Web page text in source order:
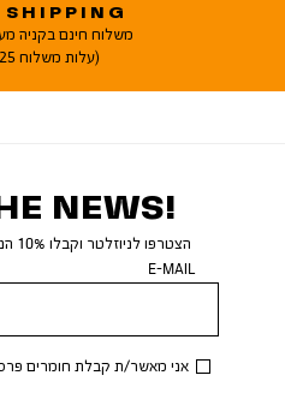
SHIPPING
משלוח חינם בקניה מעל 249
(עלות משלוח 25 ש"ח)
NEWS!
הצטרפו לניוזלטר וקבלו 10% הנחה לקנייה ראשונה באתר
E-MAIL
אני מאשר/ת קבלת חומרים